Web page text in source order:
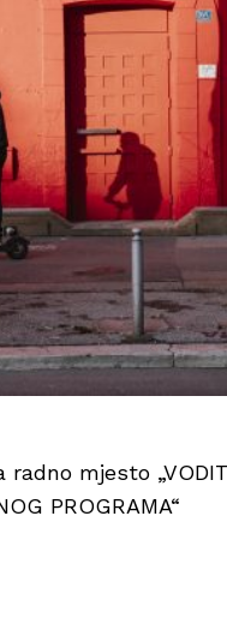
mjesto
PROGRAMA“